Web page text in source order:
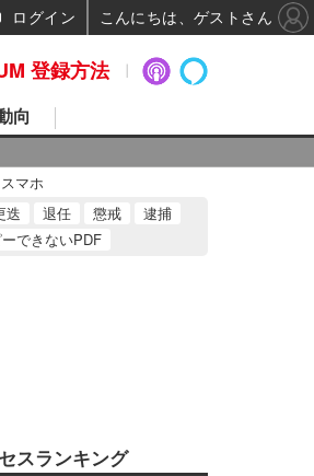
向
スマホ
迭 退任 懲戒
逮捕
できないPDF
スランキング
登録方法
ログイン こんにちは、ゲストさん